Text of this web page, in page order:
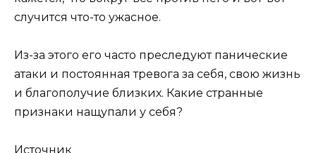
случится что-то ужасное.
Из-за этого его часто преследуют панические
атаки и постоянная тревога за себя, свою жизнь
и благополучие близких. Какие странные
признаки нащупали у себя?
Источник